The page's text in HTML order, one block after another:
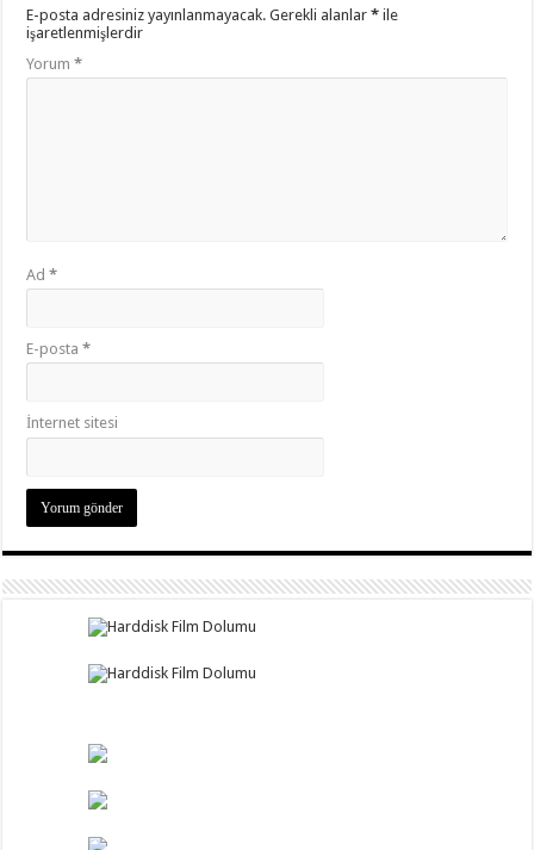
E-posta adresiniz yayınlanmayacak. Gerekli alanlar* ile
işaretlenmişlerdir
Yorum*
Ad*
E-posta*
İnternet sitesi